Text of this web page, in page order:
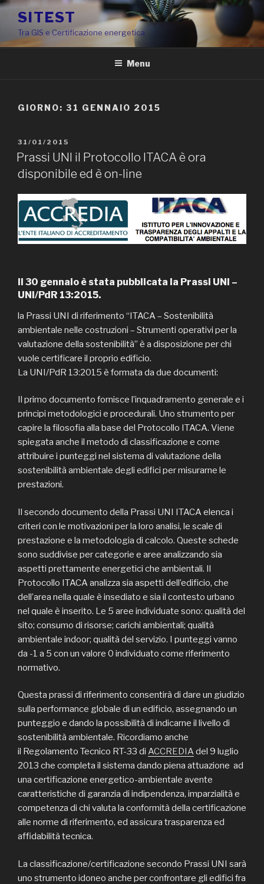
Salta
contenuto
SITEST
Tra GIS e Certificazione energetica
Menu
GIORNO: 31 GENNAIO 2015
PUBBLICATO
IL
31/01/2015
Prassi UNI il Protocollo ITACA è ora
disponibile ed è on-line
Il 30 gennaio è stata pubblicata la Prassi UNI –
UNI/PdR 13:2015.
la Prassi UNI di riferimento “ITACA – Sostenibilità
ambientale nelle costruzioni – Strumenti operativi per la
valutazione della sostenibilità” è a disposizione per chi
vuole certificare il proprio edificio.
La UNI/PdR 13:2015 è formata da due documenti:
Il primo documento fornisce l’inquadramento generale e i
principi metodologici e procedurali. Uno strumento per
capire la filosofia alla base del Protocollo ITACA. Viene
spiegata anche il metodo di classificazione e come
attribuire i punteggi nel sistema di valutazione della
sostenibilità ambientale degli edifici per misurarne le
prestazioni.
Il secondo documento della Prassi UNI ITACA elenca i
criteri con le motivazioni per la loro analisi, le scale di
prestazione e la metodologia di calcolo. Queste schede
sono suddivise per categorie e aree analizzando sia
aspetti prettamente energetici che ambientali. Il
Protocollo ITACA analizza sia aspetti dell’edificio, che
dell’area nella quale è insediato e sia il contesto urbano
nel quale è inserito. Le 5 aree individuate sono: qualità del
sito; consumo di risorse; carichi ambientali; qualità
ambientale indoor; qualità del servizio. I punteggi vanno
da -1 a 5 con un valore 0 individuato come riferimento
normativo.
Questa prassi di riferimento consentirà di dare un giudizio
sulla performance globale di un edificio, assegnando un
punteggio e dando la possibilità di indicarne il livello di
sostenibilità ambientale. Ricordiamo anche
il Regolamento Tecnico RT-33 di ACCREDIA del 9 luglio
2013 che completa il sistema dando piena attuazione ad
una certificazione energetico-ambientale avente
caratteristiche di garanzia di indipendenza, imparzialità e
competenza di chi valuta la conformità della certificazione
alle norme di riferimento, ed assicura trasparenza ed
affidabilità tecnica.
La classificazione/certificazione secondo Prassi UNI sarà
uno strumento idoneo anche per confrontare gli edifici fra